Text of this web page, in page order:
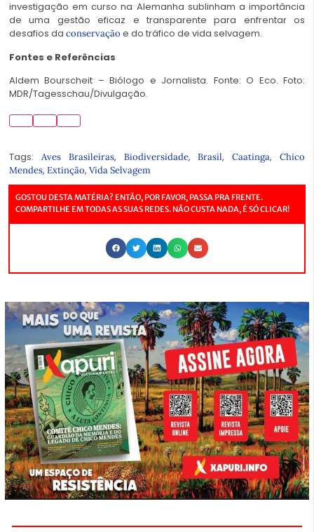
investigação em curso na Alemanha sublinham a importância
de uma gestão eficaz e transparente para enfrentar os
desafios da conservação e do tráfico de vida selvagem.
Fontes e Referências
Aldem Bourscheit – Biólogo e Jornalista. Fonte: O Eco. Foto:
MDR/Tagesschau/Divulgação.
Tags: Aves Brasileiras, Biodiversidade,Brasil,Caatinga,Chico
Mendes, Extinção, Vida Selvagem
GOSTOU DESTA MATÉRIA? ENTÃO, POR FAVOR, PASSA PRA FRENTE.
COMPARTILHE EM TODAS AS SUAS REDES. NÃO CUSTA NADA, É SÓ CLICAR!